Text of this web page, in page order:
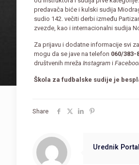
predavača biće i kulski sudija
sudio 142. večiti derbi između
zvezde, kao i internacionalni sudija
Za prijavu i dodatne informacije svi
mogu da se jave na telefon 060/383-
društvenih mreža Instagrami
Škola za fudbalske sudije je
Share
Urednik